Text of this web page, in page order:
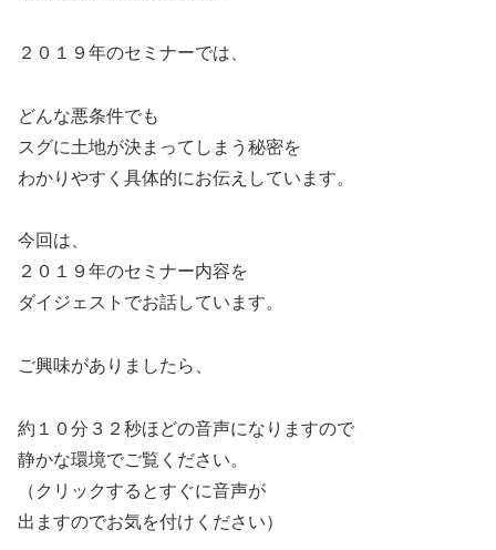
２０１９年のセミナーでは、
どんな悪条件でも
スグに土地が決まってしまう秘密を
わかりやすく具体的にお伝えしています。
今回は、
２０１９年のセミナー内容を
ダイジェストでお話しています。
ご興味がありましたら、
約１０分３２秒ほどの音声になりますので
静かな環境でご覧ください。
（クリックするとすぐに音声が
出ますのでお気を付けください）